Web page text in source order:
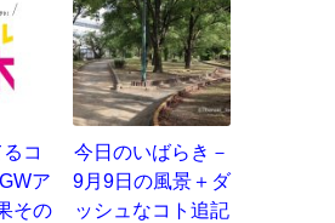
るコ
ア
その
今日のいばらき－
9月9日の風景＋ダ
ッシュなコト追記